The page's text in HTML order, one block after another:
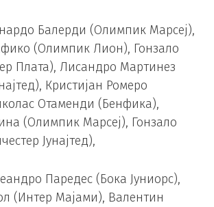
Балерди (Олимпик Марсеј),
(Олимпик Лион), Гонзало
Плата), Лисандро Мартинез
Кристијан Ромеро
Отаменди (Бенфика),
(Олимпик Марсеј), Гонзало
Јунајтед),
Паредес (Бока Јуниорс),
(Интер Мајами), Валентин